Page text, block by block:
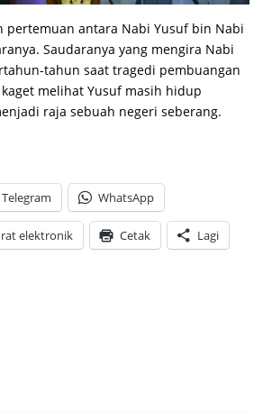
pertemuan antara Nabi Yusuf bin Nabi
Saudaranya yang mengira Nabi
tahun saat tragedi pembuangan
melihat Yusuf masih hidup
raja sebuah negeri seberang.
Telegram WhatsApp
elektronik Cetak Lagi